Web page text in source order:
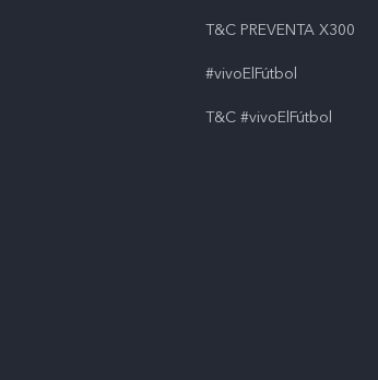
T&C PREVENTA X300
#vivoElFútbol
T&C #vivoElFútbol